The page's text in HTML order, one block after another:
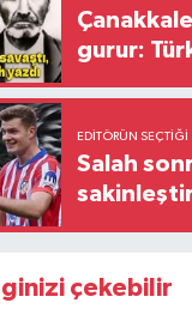
gurur:
EDITÖRÜN SEÇTIĞI
Salah
çekebilir